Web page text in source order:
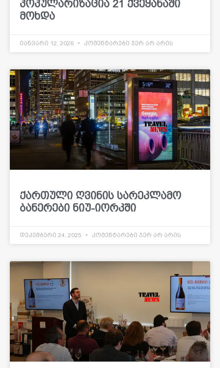
პოპულარიზაცია 21 ქვეყანაში
მოხდა
იანვარი 12, 2026 კომენტარები ჯერ არ არის
ქართული ღვინის სარეკლამო
ბანერები ნიუ-იორკში
დეკემბერი 24, 2025 კომენტარები ჯერ არ არის